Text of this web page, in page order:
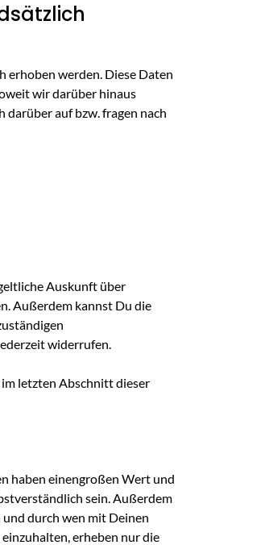
erhoben werden. Diese Daten
wir darüber hinaus
darüber auf bzw. fragen nach
Auskunft über
Außerdem kannst Du die
widerrufen.
im letzten Abschnitt dieser
haben einengroßen Wert und
sein. Außerdem
und durch wen mit Deinen
erheben nur die